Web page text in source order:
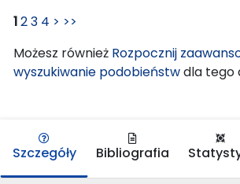
123 4 > >>
Możesz również Rozpocznij
wyszukiwanie podobieństwdla tego
Szczegóły Bibliografia